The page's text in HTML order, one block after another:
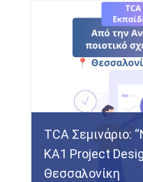
TCΑ Σεμινάριο:
KA1 Project
Θεσσαλονίκη